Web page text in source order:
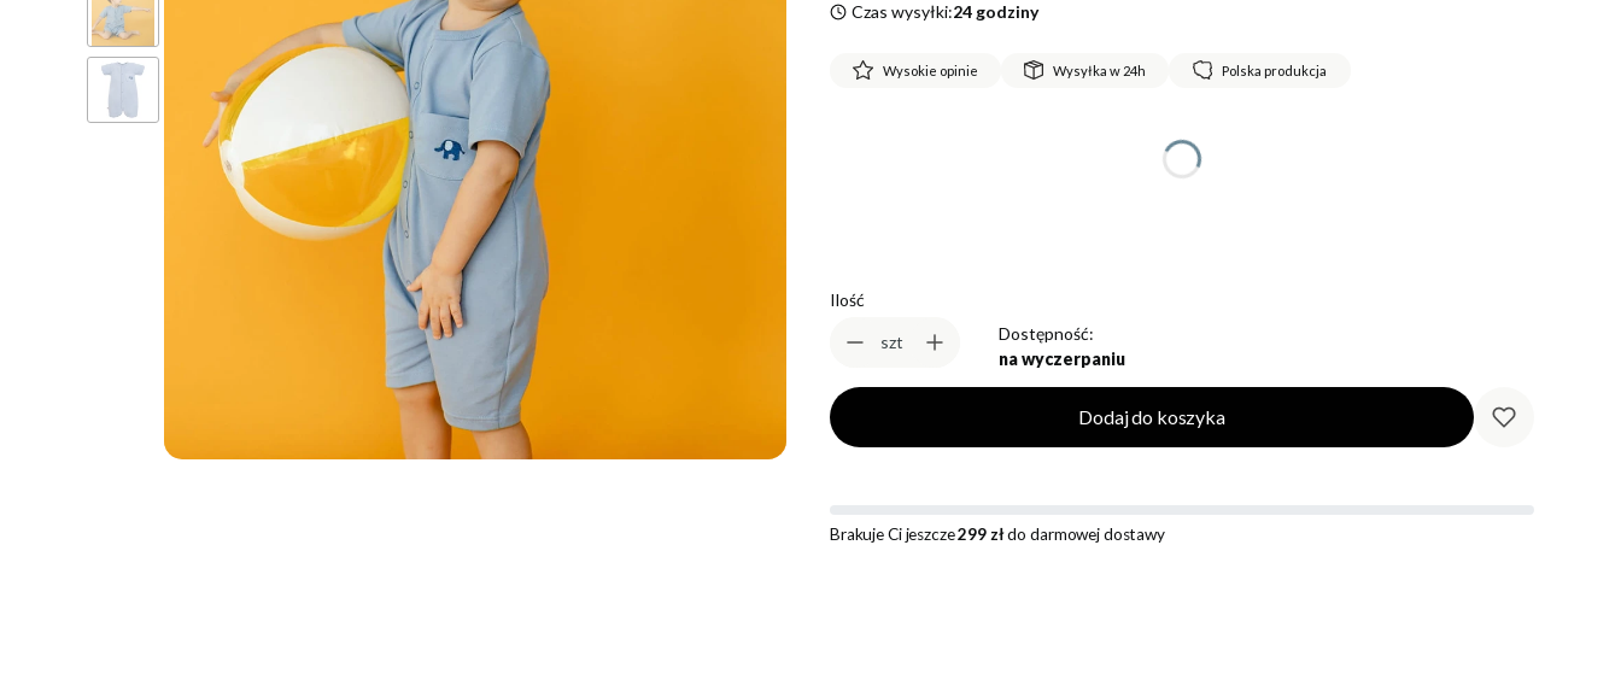
Czas wysyłki:24 godziny
Wysokie opinie Wysyłka w 24h Polska produkcja
Ilość
szt
Dostępność:
na wyczerpaniu
Dodaj do koszyka
Brakuje Ci jeszcze299 złdo darmowej dostawy